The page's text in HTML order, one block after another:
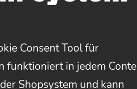
Consent Tool für
funktioniert in jedem
Shopsystem und kann